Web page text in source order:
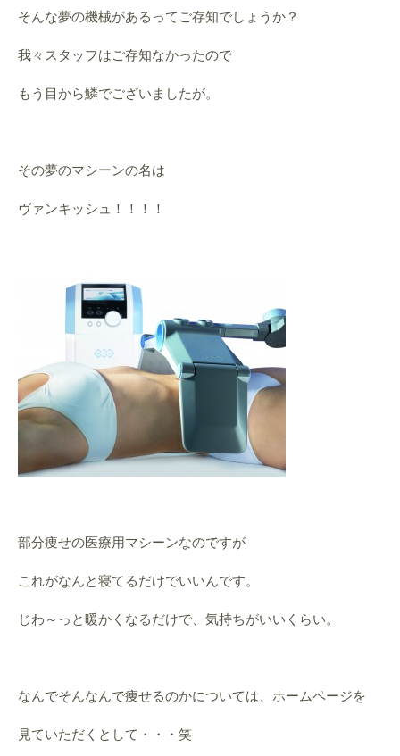
そんな夢の機械があるってご存知でしょうか？
我々スタッフはご存知なかったので
もう目から鱗でございましたが。
その夢のマシーンの名は
ヴァンキッシュ！！！！
部分痩せの医療用マシーンなのですが
これがなんと寝てるだけでいいんです。
じわ～っと暖かくなるだけで、気持ちがいいくらい。
なんでそんなんで痩せるのかについては、ホームページを
見ていただくとして・・・笑